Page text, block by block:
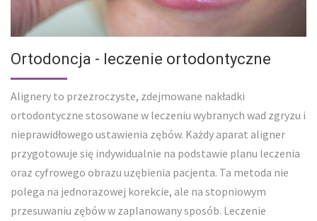
Ortodoncja - leczenie ortodontyczne
Alignery to przezroczyste, zdejmowane nakładki
ortodontyczne stosowane w leczeniu wybranych wad zgryzu i
nieprawidłowego ustawienia zębów. Każdy aparat aligner
przygotowuje się indywidualnie na podstawie planu leczenia
oraz cyfrowego obrazu uzębienia pacjenta. Ta metoda nie
polega na jednorazowej korekcie, ale na stopniowym
przesuwaniu zębów w zaplanowany sposób. Leczenie